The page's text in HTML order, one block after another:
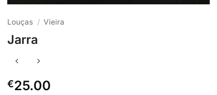
Louças / Vieira
Jarra
€25.00